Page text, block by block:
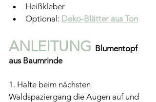
Heißkleber
Optional: Deko-Blätter aus Ton
ANLEITUNG Blumentopf
aus Baumrinde
1. Halte beim nächsten
Waldspaziergang die Augen auf und